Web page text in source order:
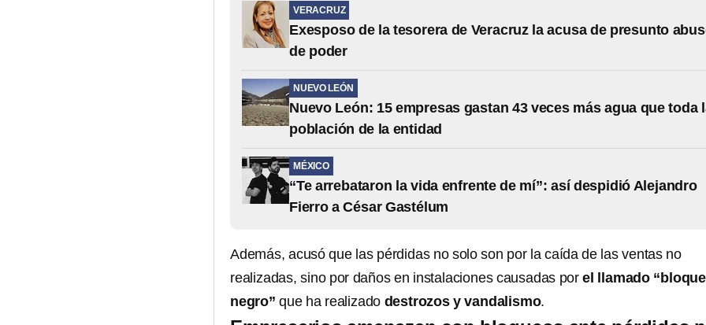
VERACRUZ
Exesposo de la tesorera de Veracruz la acusa de presunto
de poder
NUEVO LEÓN
Nuevo León: 15 empresas gastan 43 veces más agua que toda
población de la entidad
MÉXICO
“Te arrebataron la vida enfrente de mí”: así despidió Alejandro
Fierro a César Gastélum
Además, acusó que las pérdidas no solo son por la caída de las ventas no
realizadas, sino por daños en instalaciones causadas porel llamado “bloque
negro” que ha realizado destrozos y vandalismo.